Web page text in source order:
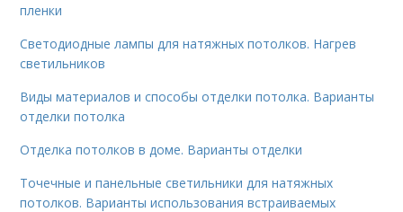
пленки
Светодиодные лампы для натяжных потолков. Нагрев
светильников
Виды материалов и способы отделки потолка. Варианты
отделки потолка
Отделка потолков в доме. Варианты отделки
Точечные и панельные светильники для натяжных
потолков. Варианты использования встраиваемых